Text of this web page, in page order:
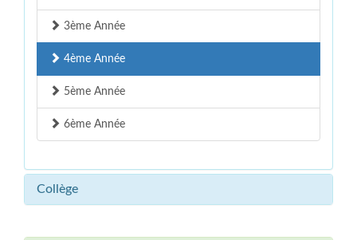
3ème Année
4ème Année
5ème Année
6ème Année
Collège